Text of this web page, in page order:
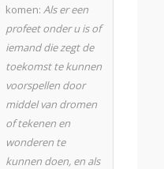
komen: Als er een
profeet onder u is of
iemand die zegt de
toekomst te kunnen
voorspellen door
middel van dromen
of tekenen en
wonderen te
kunnen doen, en als